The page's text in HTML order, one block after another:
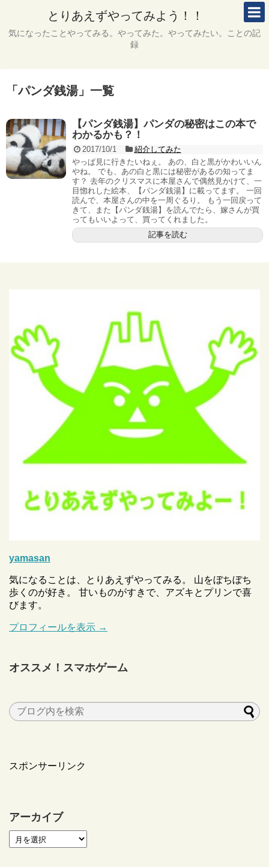
とりあえずやってみよう！！
気になったことやってみる。やってみた。やってみたい。ことの記
録
「パンダ銭湯」 一覧
【パンダ銭湯】パンダの秘密はこの本で
わかるかも？！
2017/10/1
紹介してみた
やっぱ見に行きたいねぇ。 あの、白と黒がかわいいん
やね。 でも、あの白と黒には秘密があるの知ってま
す？ 去年のクリスマスに本屋さんで偶然見かけて、一
目惚れした絵本、【パンダ銭湯】に載ってます。 一回
読んで、本屋さんの中を一周ぐるり。 もう一回戻って
きて、また【パンダ銭湯】を読んでたら、嫁さんが買
ってもいいよって、買ってくれました。
記事を読む
yamasan
気になることは、とりあえずやってみる。 山をぼちぼち
歩くのが好き。 甘いものがすきで、アズキとプリンで喜
びます。
プロフィールを表示 →
オススメ！スマホゲーム
スポンサーリンク
アーカイブ